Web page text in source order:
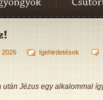
2026 Igehirdetések
után Jézus egy alkalommal